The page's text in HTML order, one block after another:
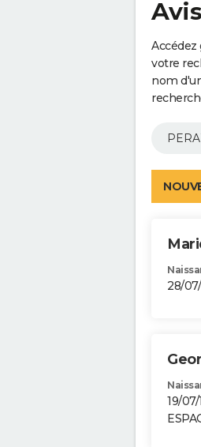
Accédez
votre
nom
28/
19/